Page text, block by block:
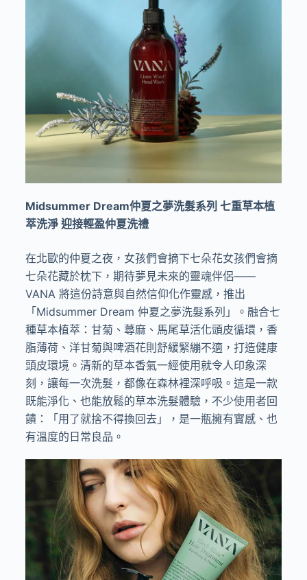
Midsummer Dream仲夏之夢洗髮系列 七重草本植
萃洗淨 迎接輕盈仲夏洗禮
在北歐的仲夏之夜，女孩們會摘下七朵花女孩們會摘
七朵花藏於枕下，期待夢見未來的靈魂伴侶——
VANA 將這份詩意與自然信仰化作靈感，推出
「Midsummer Dream 仲夏之夢洗髮系列」。融合七
種草本植萃：甘菊、蕁麻、馬尾草活化頭皮循環，香
脂薄荷、洋甘菊與啤酒花則舒緩緊繃不適，打造健康
頭皮環境。清新的草本香氣一經使用就令人印象深
刻，讓每一次洗髮，都像在森林裡深呼吸。這是一款
既能淨化、也能放鬆的草本洗髮體驗，不少使用者回
饋：「用了就捨不得換回去」，是一瓶擁有實感、也
有溫度的日常良品。